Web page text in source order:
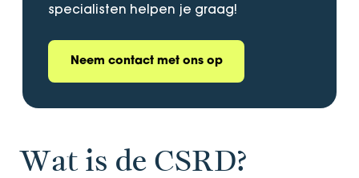
specialisten helpen je graag!
Neem contact met ons op
Wat is de CSRD?